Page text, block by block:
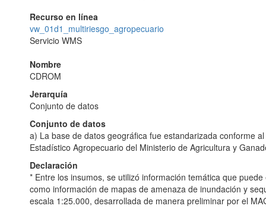
Recurso en línea
vw_01d1_multiriesgo_agropecuario
Servicio WMS
Nombre
CDROM
Jerarquía
Conjunto de datos
Conjunto de datos
a) La base de datos geográfica fue estandarizada conforme
Estadístico Agropecuario del Ministerio de Agricultura y
Declaración
* Entre los insumos, se utilizó información temática que
como información de mapas de amenaza de inundación y
escala 1:25.000, desarrollada de manera preliminar por el